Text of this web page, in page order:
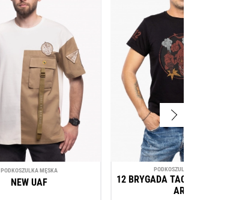
PODKOSZULKA MĘSKA
NEW UAF
PODKOSZULKA MĘSKA
12 BRYGADA TACTICAL
ART